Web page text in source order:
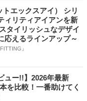
トエックスアイ） シリ
ィリティアイアンを新
タイリッシュなデザイ
応えるラインアップ～
』
ュー!!】2026年最新
を比較！一番助けてく